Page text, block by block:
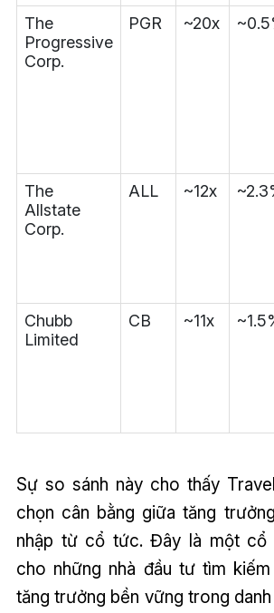
The
Progressive
Corp.
PGR ~20x
The
Allstate
Corp.
ALL ~12x
Chubb
Limited
CB ~11x
Sự so sánh này cho thấy
chọn cân bằng giữa tăng
nhập từ cổ tức. Đây là một cổ
cho những nhà đầu tư tìm
tăng trưởng bền vững trong